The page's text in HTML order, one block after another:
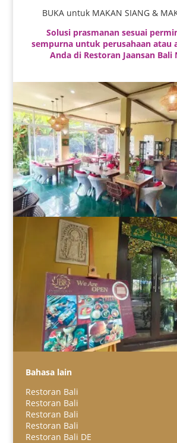
BUKA untuk MAKAN SIANG &
Solusi prasmanan sesuai
sempurna untuk perusahaan atau
Anda di Restoran Jaansan Bali
Bahasa lain
Restoran Bali
Restoran Bali
Restoran Bali
Restoran Bali
Restoran Bali DE